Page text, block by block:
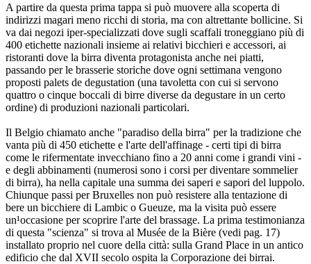
A partire da questa prima tappa si può muovere alla scoperta di
indirizzi magari meno ricchi di storia, ma con altrettante bollicine. Si
va dai negozi iper-specializzati dove sugli scaffali troneggiano più di
400 etichette nazionali insieme ai relativi bicchieri e accessori, ai
ristoranti dove la birra diventa protagonista anche nei piatti,
passando per le brasserie storiche dove ogni settimana vengono
proposti palets de degustation (una tavoletta con cui si servono
quattro o cinque boccali di birre diverse da degustare in un certo
ordine) di produzioni nazionali particolari.
Il Belgio chiamato anche "paradiso della birra" per la tradizione che
vanta più di 450 etichette e l'arte dell'affinage - certi tipi di birra
come le rifermentate invecchiano fino a 20 anni come i grandi vini -
e degli abbinamenti (numerosi sono i corsi per diventare sommelier
di birra), ha nella capitale una summa dei saperi e sapori del luppolo.
Chiunque passi per Bruxelles non può resistere alla tentazione di
bere un bicchiere di Lambic o Gueuze, ma la visita può essere
un¹occasione per scoprire l'arte del brassage. La prima testimonianza
di questa "scienza" si trova al Musée de la Bière (vedi pag. 17)
installato proprio nel cuore della città: sulla Grand Place in un antico
edificio che dal XVII secolo ospita la Corporazione dei birrai.